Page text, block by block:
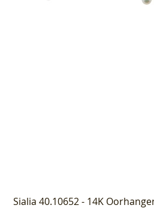
Sialia 40.10652 - 14K